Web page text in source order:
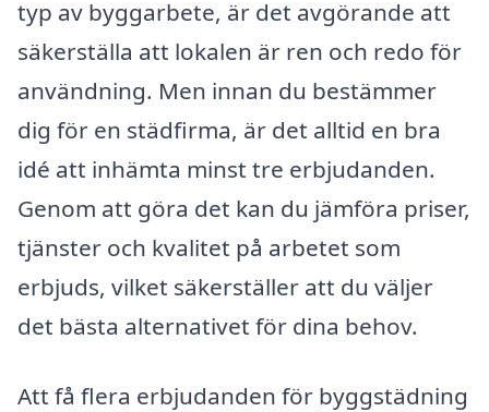
typ av byggarbete, är det avgörande att
säkerställa att lokalen är ren och redo för
användning. Men innan du bestämmer
dig för en städfirma, är det alltid en bra
idé att inhämta minst tre erbjudanden.
Genom att göra det kan du jämföra priser,
tjänster och kvalitet på arbetet som
erbjuds, vilket säkerställer att du väljer
det bästa alternativet för dina behov.
Att få flera erbjudanden för byggstädning